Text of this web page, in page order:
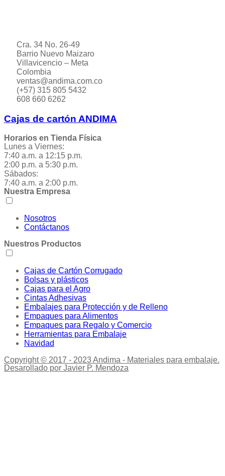
Cra. 34 No. 26-49
Barrio Nuevo Maizaro
Villavicencio – Meta
Colombia
ventas@andima.com.co
(+57) 315 805 5432
608 660 6262
Cajas de cartón ANDIMA
Horarios en Tienda Física
Lunes a Viernes:
7:40 a.m. a 12:15 p.m.
2:00 p.m. a 5:30 p.m.
Sábados:
7:40 a.m. a 2:00 p.m.
Nuestra Empresa
Nosotros
Contáctanos
Nuestros Productos
Cajas de Cartón Corrugado
Bolsas y plásticos
Cajas para el Agro
Cintas Adhesivas
Embalajes para Protección y de Relleno
Empaques para Alimentos
Empaques para Regalo y Comercio
Herramientas para Embalaje
Navidad
Copyright © 2017 - 2023 Andima - Materiales para embalaje.
Desarollado por Javier P. Mendoza